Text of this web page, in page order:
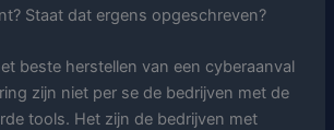
Staat dat ergens opgeschreven?
beste herstellen van een cyberaanval
zijn niet per se de bedrijven met de
tools. Het zijn de bedrijven met